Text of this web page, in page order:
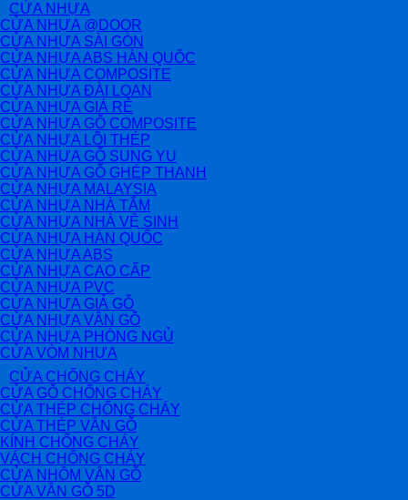
CỬA NHỰA
CỬA NHỰA @DOOR
CỬA NHỰA SÀI GÒN
CỬA NHỰA ABS HÀN QUỐC
CỬA NHỰA COMPOSITE
CỬA NHỰA ĐÀI LOAN
CỬA NHỰA GIÁ RẺ
CỬA NHỰA GỖ COMPOSITE
CỬA NHỰA LÕI THÉP
CỬA NHỰA GỖ SUNG YU
CỬA NHỰA GỖ GHÉP THANH
CỬA NHỰA MALAYSIA
CỬA NHỰA NHÀ TẮM
CỬA NHỰA NHÀ VỆ SINH
CỬA NHỰA HÀN QUỐC
CỬA NHỰA ABS
CỬA NHỰA CAO CẤP
CỬA NHỰA PVC
CỬA NHỰA GIẢ GỖ
CỬA NHỰA VÂN GỖ
CỬA NHỰA PHÒNG NGỦ
CỬA VÒM NHỰA
CỬA CHỐNG CHÁY
CỬA GỖ CHỐNG CHÁY
CỬA THÉP CHỐNG CHÁY
CỬA THÉP VÂN GỖ
KÍNH CHỐNG CHÁY
VÁCH CHỐNG CHÁY
CỬA NHÔM VÂN GỖ
CỬA VÂN GỖ 5D